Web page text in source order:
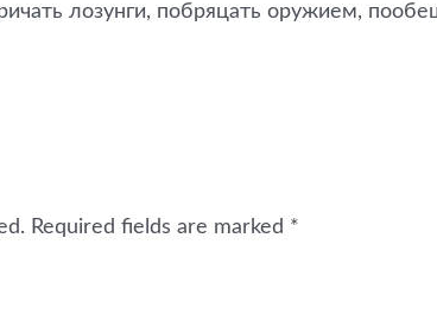
лозунги, побряцать оружием,
Required fields are marked *